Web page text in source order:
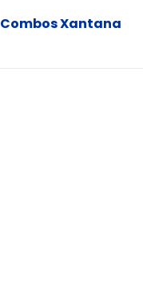
Combos Xantana